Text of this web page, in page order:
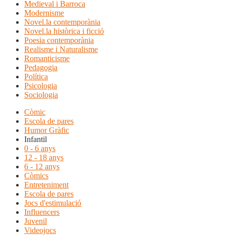
Medieval i Barroca
Modernisme
Novel.la contemporània
Novel.la històrica i ficció
Poesia contemporània
Realisme i Naturalisme
Romanticisme
Pedagogia
Política
Psicologia
Sociologia
Còmic
Escola de pares
Humor Gràfic
Infantil
0 - 6 anys
12 - 18 anys
6 - 12 anys
Còmics
Entreteniment
Escola de pares
Jocs d'estimulació
Influencers
Juvenil
Videojocs